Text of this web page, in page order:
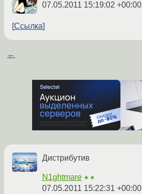
07.05.2011 15:19:02 +00:00
Ссылка
←
Дистрибутив
N1ghtmare ★★
07.05.2011 15:22:31 +00:00